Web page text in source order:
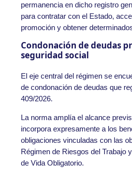
permanencia en dicho registro
para contratar con el Estado,
promoción y obtener
Condonación de deudas
seguridad social
El eje central del régimen se
de condonación de deudas que
409/2026.
La norma amplía el alcance
incorpora expresamente a los
obligaciones vinculadas con las
Régimen de Riesgos del Trabajo
de Vida Obligatorio.